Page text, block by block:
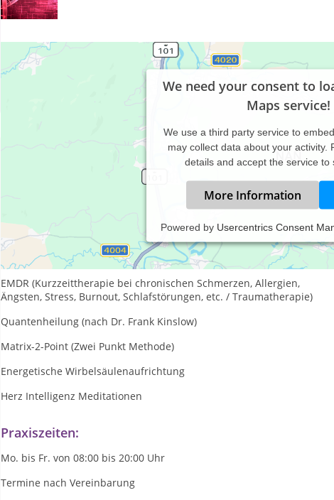
We need your consent to
Maps service!
We use a third party service to
may collect data about your activity.
details and accept the service to
More Information
Powered by Usercentrics Consent
Energetische Therapien:
Emotionale Balance Techniken
EMDR (Kurzzeittherapie bei chronischen Schmerzen, Allergien,
Ängsten, Stress, Burnout, Schlafstörungen, etc. / Traumatherapie)
Quantenheilung (nach Dr. Frank Kinslow)
Matrix-2-Point (Zwei Punkt Methode)
Energetische Wirbelsäulenaufrichtung
Herz Intelligenz Meditationen
Praxiszeiten:
Mo. bis Fr. von 08:00 bis 20:00 Uhr
Termine nach Vereinbarung